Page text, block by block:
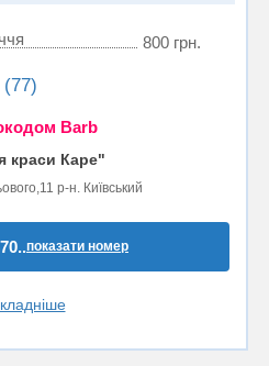
800 грн.
(77)
Barb
краси Каре"
р-н. Київський
показати номер